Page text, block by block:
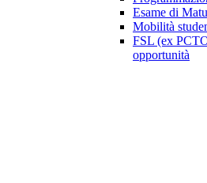
Esame di
Mobilità
FSL (ex
opportunità